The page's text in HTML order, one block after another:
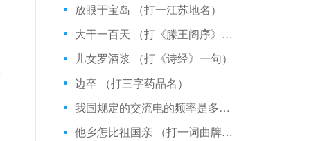
放眼于宝岛 （打一江苏地名）
大干一百天 （打《滕王阁序》一句）
儿女罗酒浆 （打《诗经》一句）
边卒 （打三字药品名）
我国规定的交流电的频率是多少赫兹？
他乡怎比祖国亲 （打一词曲牌名）